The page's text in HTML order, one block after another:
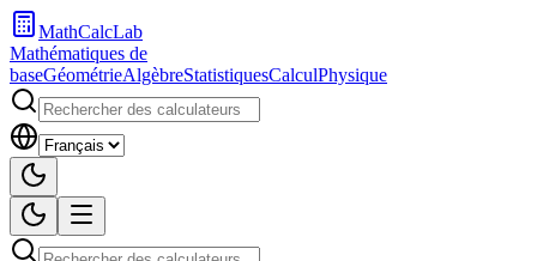
MathCalcLab
Mathématiques de
baseGéométrieAlgèbreStatistiquesCalculPhysique